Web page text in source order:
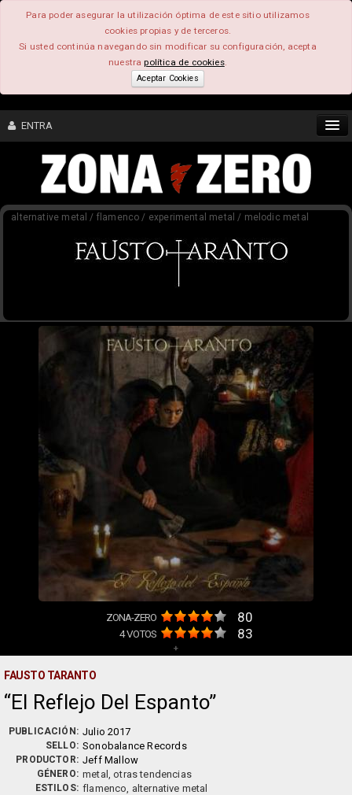
Para poder asegurar la utilización óptima de este sitio utilizamos
cookies propias y de terceros.
Si usted continúa navegando sin modificar su configuración, acepta
nuestrapolítica de cookies.
Aceptar Cookies
ENTRA
CONTENIDO
FEEEDBACK
alternative metal / flamenco / experimental metal / melodic metal
ZONA-ZERO 80
4VOTOS 83
+
FAUSTO TARANTO
El Reflejo Del Espanto
PUBLICACIÓN: Julio 2017
SELLO: Sonobalance Records
PRODUCTOR: Jeff Mallow
GÉNERO: metal, otras tendencias
ESTILOS: flamenco, alternative metal